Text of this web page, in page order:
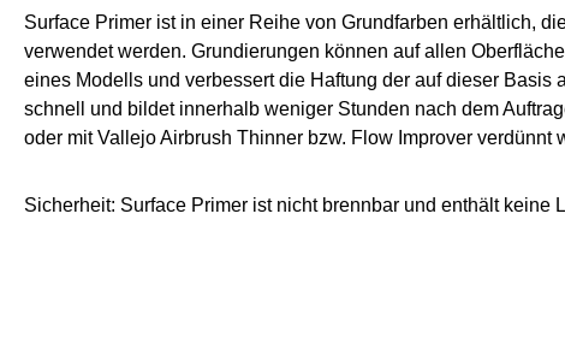
Surface Primer ist in einer Reihe von Grundfarben erhältlich,
verwendet werden. Grundierungen können auf allen
eines Modells und verbessert die Haftung der auf dieser
schnell und bildet innerhalb weniger Stunden nach dem
oder mit Vallejo Airbrush Thinner bzw. Flow Improver
Sicherheit: Surface Primer ist nicht brennbar und enthält keine